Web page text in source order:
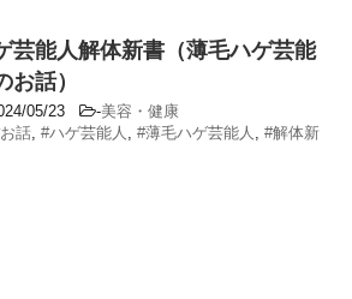
芸能人解体新書（薄毛ハゲ芸能
お話）
05/23 -美容・健康
話, #ハゲ芸能人 , #薄毛ハゲ芸能人 , #解体新